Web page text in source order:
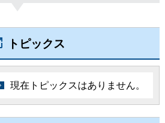
トピックス
現在トピックスはありません。